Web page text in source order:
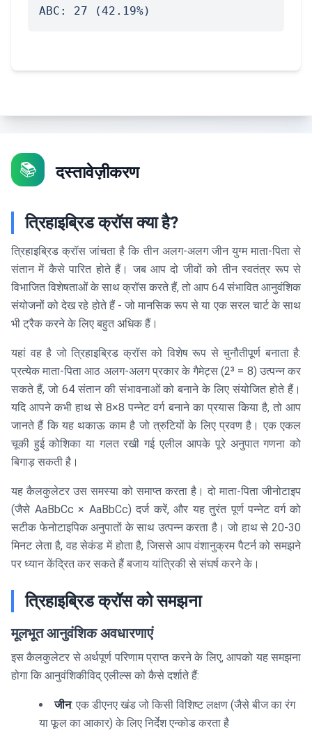
ABC: 27 (42.19%)
📚 दस्तावेज़ीकरण
त्रिहाइब्रिड क्रॉस क्या है?
त्रिहाइब्रिड क्रॉस जांचता है कि तीन अलग-अलग जीन युग्म माता-पिता से
संतान में कैसे पारित होते हैं। जब आप दो जीवों को तीन स्वतंत्र रूप से
विभाजित विशेषताओं के साथ क्रॉस करते हैं, तो आप 64 संभावित आनुवंशिक
संयोजनों को देख रहे होते हैं - जो मानसिक रूप से या एक सरल चार्ट के साथ
भी ट्रैक करने के लिए बहुत अधिक हैं।
यहां वह है जो त्रिहाइब्रिड क्रॉस को विशेष रूप से चुनौतीपूर्ण बनाता है:
प्रत्येक माता-पिता आठ अलग-अलग प्रकार के गैमेट्स (2³ = 8) उत्पन्न कर
सकते हैं, जो 64 संतान की संभावनाओं को बनाने के लिए संयोजित होते हैं।
यदि आपने कभी हाथ से 8×8 पन्नेट वर्ग बनाने का प्रयास किया है, तो आप
जानते हैं कि यह थकाऊ काम है जो त्रुटियों के लिए प्रवण है। एक एकल
चूकी हुई कोशिका या गलत रखी गई एलील आपके पूरे अनुपात गणना को
बिगाड़ सकती है।
यह कैलकुलेटर उस समस्या को समाप्त करता है। दो माता-पिता जीनोटाइप
(जैसे AaBbCc × AaBbCc) दर्ज करें, और यह तुरंत पूर्ण पन्नेट वर्ग को
सटीक फेनोटाइपिक अनुपातों के साथ उत्पन्न करता है। जो हाथ से 20-30
मिनट लेता है, वह सेकंड में होता है, जिससे आप वंशानुक्रम पैटर्न को समझने
पर ध्यान केंद्रित कर सकते हैं बजाय यांत्रिकी से संघर्ष करने के।
त्रिहाइब्रिड क्रॉस को समझना
मूलभूत आनुवंशिक अवधारणाएं
इस कैलकुलेटर से अर्थपूर्ण परिणाम प्राप्त करने के लिए, आपको यह समझना
होगा कि आनुवंशिकीविद् एलील्स को कैसे दर्शाते हैं:
जीन: एक डीएनए खंड जो किसी विशिष्ट लक्षण (जैसे बीज का रंग
या फूल का आकार) के लिए निर्देश एन्कोड करता है